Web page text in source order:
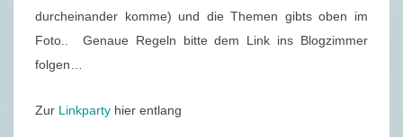
durcheinander komme) und die Themen gibts oben im
Foto.. Genaue Regeln bitte dem Link ins Blogzimmer
folgen…
Zur Linkparty hier entlang